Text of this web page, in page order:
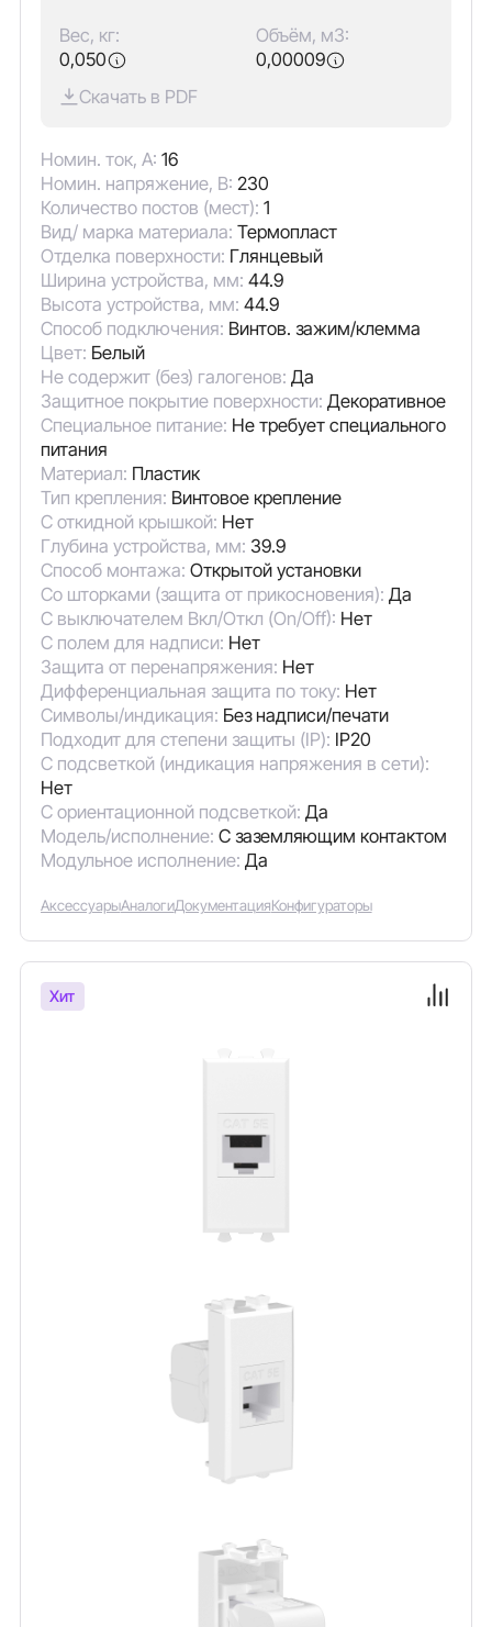
Вес, кг:
0,050
Объём, м3:
0,00009
Скачать в PDF
Номин. ток, А: 16
Номин. напряжение, В: 230
Количество постов (мест): 1
Вид/ марка материала: Термопласт
Отделка поверхности: Глянцевый
Ширина устройства, мм: 44.9
Высота устройства, мм: 44.9
Способ подключения: Винтов. зажим/клемма
Цвет: Белый
Не содержит (без) галогенов: Да
Защитное покрытие поверхности: Декоративное
Специальное питание: Не требует специального
питания
Материал: Пластик
Тип крепления: Винтовое крепление
С откидной крышкой: Нет
Глубина устройства, мм: 39.9
Способ монтажа: Открытой установки
Со шторками (защита от прикосновения): Да
С выключателем Вкл/Откл (On/Off): Нет
С полем для надписи: Нет
Защита от перенапряжения: Нет
Дифференциальная защита по току: Нет
Символы/индикация: Без надписи/печати
Подходит для степени защиты (IP): IP20
С подсветкой (индикация напряжения в сети):
Нет
С ориентационной подсветкой: Да
Модель/исполнение: С заземляющим контактом
Модульное исполнение: Да
АксессуарыАналогиДокументацияКонфигураторы
Хит